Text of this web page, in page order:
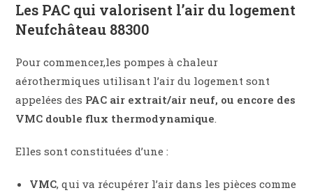
Les PAC qui valorisent l’air du logement
Neufchâteau 88300
Pour commencer,les pompes à chaleur
aérothermiques utilisant l’air du logement sont
appelées des PAC air extrait/air neuf, ou encore des
VMC double flux thermodynamique.
Elles sont constituées d’une :
VMC, qui va récupérer l’air dans les pièces comme